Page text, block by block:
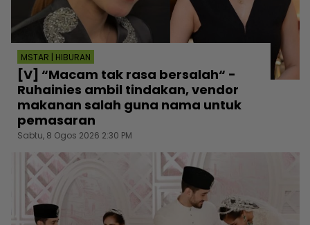
MSTAR | HIBURAN
[V] “Macam tak rasa bersalah“ -
Ruhainies ambil tindakan, vendor
makanan salah guna nama untuk
pemasaran
Sabtu, 8 Ogos 2026 2:30 PM